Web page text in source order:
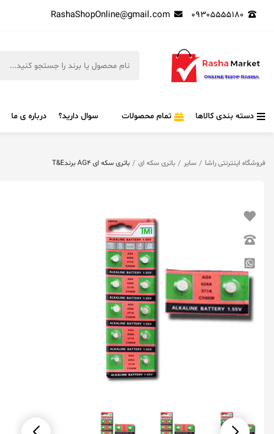
09305555180
RashaShopOnline@gmail.com
دسته بندی کالاها تمام محصولات سوال دارید؟ درباره ی ما
فروشگاه اینترنتی راشا سایر باتری سکه ای باتری سکه ای AG4 برندT&E